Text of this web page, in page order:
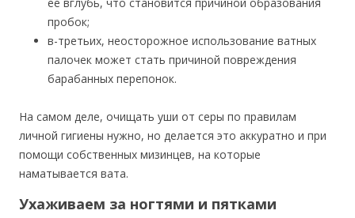
пробок;
в-третьих, неосторожное использование ватных
палочек может стать причиной повреждения
барабанных перепонок.
На самом деле, очищать уши от серы по правилам
личной гигиены нужно, но делается это аккуратно и при
помощи собственных мизинцев, на которые
наматывается вата.
Ухаживаем за ногтями и пятками